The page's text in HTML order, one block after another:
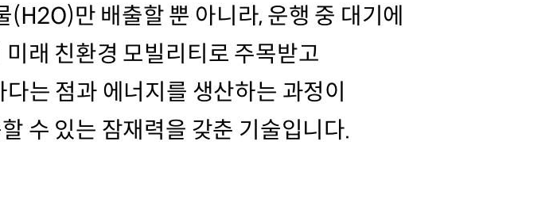
만 배출할 뿐 아니라, 운행 중 대기에
래 친환경 모빌리티로 주목받고
는 점과 에너지를 생산하는 과정이
수 있는 잠재력을 갖춘 기술입니다.